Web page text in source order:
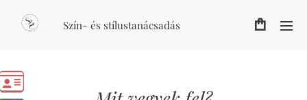
Szín- és stílustanácsadás